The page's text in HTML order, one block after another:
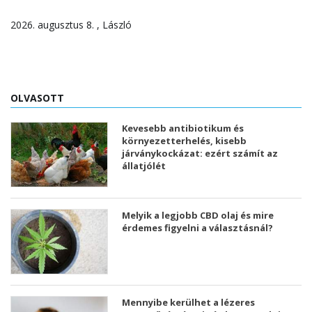
2026. augusztus 8. , László
OLVASOTT
Kevesebb antibiotikum és
környezetterhelés, kisebb
járványkockázat: ezért számít az
állatjólét
Melyik a legjobb CBD olaj és mire
érdemes figyelni a választásnál?
Mennyibe kerülhet a lézeres